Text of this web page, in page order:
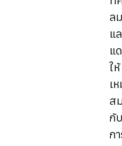
ล
แ
แ
ให้
เ
ส
กั
ก